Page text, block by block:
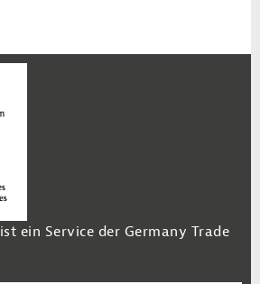
ein Service der Germany Trade